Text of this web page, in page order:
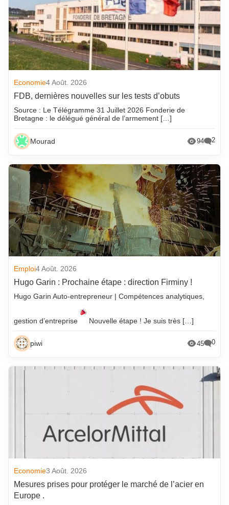
Economie4 Août. 2026
FDB, dernières nouvelles sur les tests d’obuts
Source : Le Télégramme 31 Juillet 2026 Fonderie de
Bretagne : le délégué général de l’armement […]
Mourad 94 2
Emploi4 Août. 2026
Hugo Garin : Prochaine étape : direction Firminy !
Hugo Garin Auto-entrepreneur | Compétences analytiques,
gestion d’entreprise Nouvelle étape ! Je suis très […]
piwi 45 0
Economie3 Août. 2026
Mesures prises pour protéger le marché de l’acier en
Europe .